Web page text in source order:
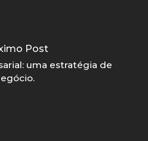
Post
uma estratégia de